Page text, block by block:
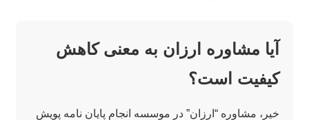
آیا مشاوره ارزان به معنی کاهش
کیفیت است؟
خیر، مشاوره “ارزان” در موسسه انجام پایان نامه پویش